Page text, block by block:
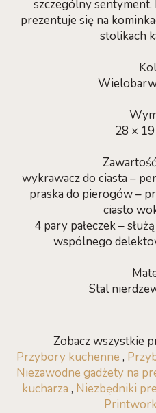
szczególny
prezentuje się na
stolikach
28 ×
wykrawacz do ciasta –
praska do pierogów –
ciasto
4 pary pałeczek –
wspólnego
Stal
Zobacz wszystkie
Przybory kuchenne ,
Niezawodne gadżety na
kucharza , Niezbędniki